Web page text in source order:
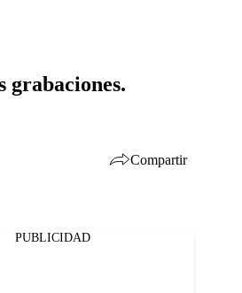
grabaciones.
Compartir
PUBLICIDAD